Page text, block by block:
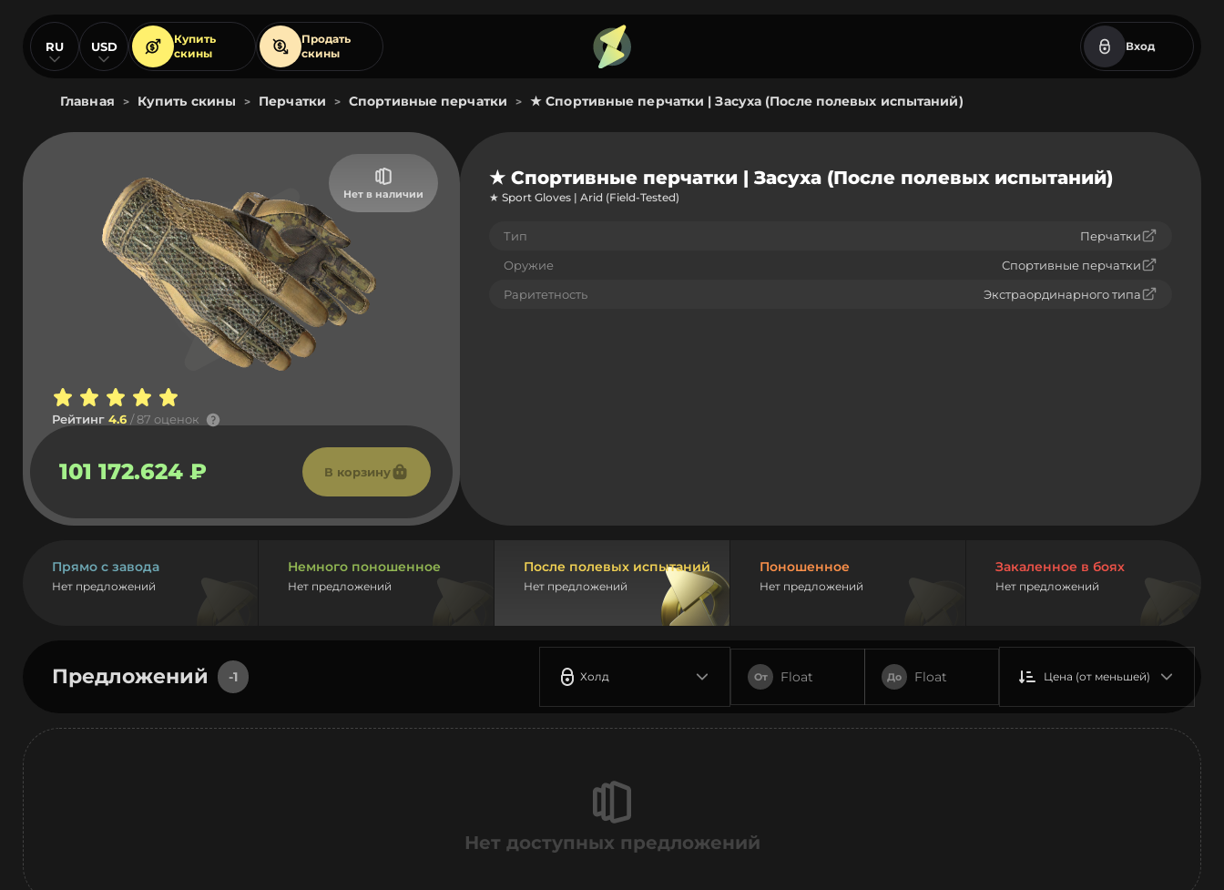
RU USD
Купить
скины
Продать
скины
Вход
Главная > Купить скины > Перчатки > Спортивные перчатки > ★ Спортивные перчатки | Засуха (После полевых испытаний)
Нет в наличии
Рейтинг 4.6 / 87 оценок
101 172.624 ₽ В корзину
★ Спортивные перчатки | Засуха (После полевых испытаний)
★ Sport Gloves | Arid (Field-Tested)
Тип
Перчатки
Оружие
Спортивные перчатки
Раритетность
Экстраординарного типа
Прямо с завода
Нет предложений
Немного поношенное
Нет предложений
После полевых испытаний
Нет предложений
Поношенное
Нет предложений
Закаленное в боях
Нет предложений
Предложений -1 Холд От Float До Float Цена (от меньшей)
Нет доступных предложений